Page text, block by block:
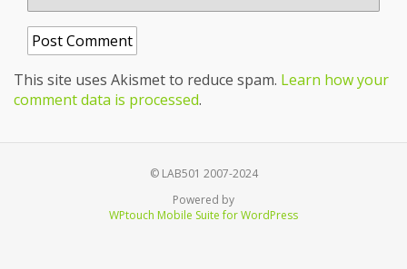
This site uses Akismet to reduce spam. Learn how your
comment data is processed.
© LAB501 2007-2024
Powered by
WPtouch Mobile Suite for WordPress